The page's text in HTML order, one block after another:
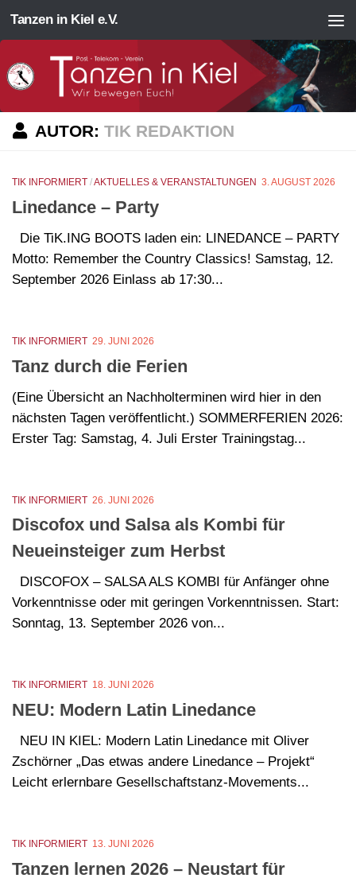
Zum Inhalt springen
Tanzen in Kiel e.V.
AUTOR: TIK REDAKTION
TIK INFORMIERT /AKTUELLES & VERANSTALTUNGEN 3. AUGUST 2026
Linedance – Party
Die TiK.ING BOOTS laden ein: LINEDANCE – PARTY
Motto: Remember the Country Classics! Samstag, 12.
September 2026 Einlass ab 17:30...
TIK INFORMIERT 29. JUNI 2026
Tanz durch die Ferien
(Eine Übersicht an Nachholterminen wird hier in den
nächsten Tagen veröffentlicht.) SOMMERFERIEN 2026:
Erster Tag: Samstag, 4. Juli Erster Trainingstag...
TIK INFORMIERT 26. JUNI 2026
Discofox und Salsa als Kombi für
Neueinsteiger zum Herbst
DISCOFOX – SALSA ALS KOMBI für Anfänger ohne
Vorkenntnisse oder mit geringen Vorkenntnissen. Start:
Sonntag, 13. September 2026 von...
TIK INFORMIERT 18. JUNI 2026
NEU: Modern Latin Linedance
NEU IN KIEL: Modern Latin Linedance mit Oliver
Zschörner „Das etwas andere Linedance – Projekt“
Leicht erlernbare Gesellschaftstanz-Movements...
TIK INFORMIERT 13. JUNI 2026
Tanzen lernen 2026 – Neustart für